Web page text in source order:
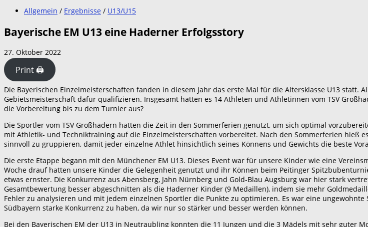
Allgemein / Ergebnisse / U13/U15
Bayerische EM U13 eine Haderner Erfolgsstory
27. Oktober 2022
Print 🖨
Die Bayerischen Einzelmeisterschaften fanden in diesem Jahr das erste Mal für die Altersklasse U13 statt.
Gebietsmeisterschaft dafür qualifizieren. Insgesamt hatten es 14 Athleten und Athletinnen vom TSV
die Vorbereitung bis zu dem Turnier aus?
Die Sportler vom TSV Großhadern hatten die Zeit in den Sommerferien genutzt, um sich optimal
mit Athletik- und Techniktraining auf die Einzelmeisterschaften vorbereitet. Nach den Sommerferien hieß
sinnvoll zu gruppieren, damit jeder einzelne Athlet hinsichtlich seines Könnens und Gewichts die beste
Die erste Etappe begann mit den Münchener EM U13. Dieses Event war für unsere Kinder wie eine
Woche drauf hatten unsere Kinder die Gelegenheit genutzt und ihr Können beim Peitinger
etwas ernster. Die Konkurrenz aus Abensberg, Jahn Nürnberg und Gold-Blau Augsburg war hier stark
Gesamtbewertung besser abgeschnitten als die Haderner Kinder (9 Medaillen), indem sie mehr
Fehler zu analysieren und mit jedem einzelnen Sportler die Punkte zu optimieren. Es war eine
Südbayern starke Konkurrenz zu haben, da wir nur so stärker und besser werden können.
Bei den Bayerischen EM der U13 in Neutraubling konnten die 11 Jungen und die 3 Mädels mit sehr guter